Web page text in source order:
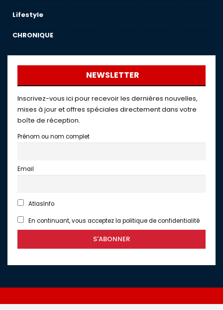
Lifestyle
CHRONIQUE
NEWSLETTER
Inscrivez-vous ici pour recevoir les dernières nouvelles,
mises à jour et offres spéciales directement dans votre
boîte de réception.
Prénom ou nom complet
Email
AtlasInfo
En continuant, vous acceptez la politique de confidentialité